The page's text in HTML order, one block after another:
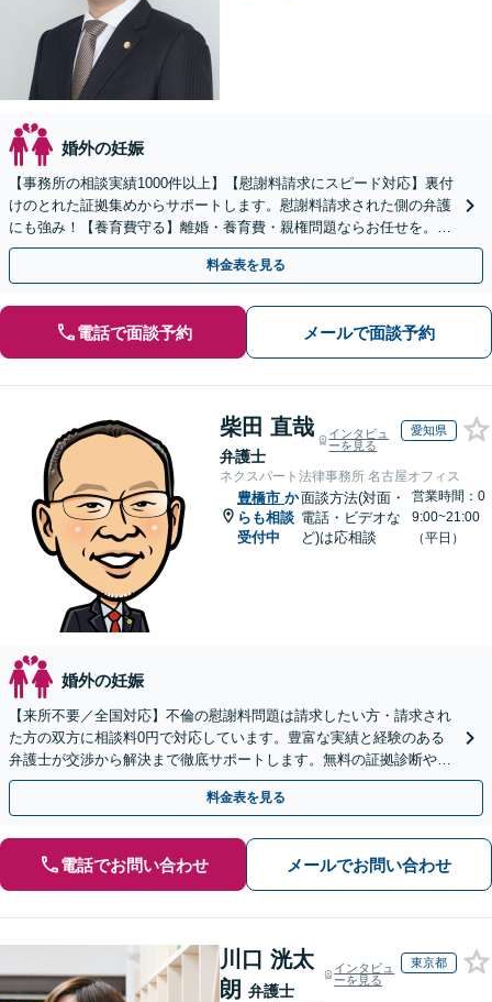
婚外の妊娠
【事務所の相談実績1000件以上】【慰謝料請求にスピード対応】裏付
けのとれた証拠集めからサポートします。慰謝料請求された側の弁護
にも強み！【養育費守る】離婚・養育費・親権問題ならお任せを。継
続的に費用を受け取る条件を整えます【土日祝も対応】
料金表を見る
電話で面談予約 メールで面談予約
柴田 直哉
弁護士
インタビュ
ーを見る
愛知県
ネクスパート法律事務所 名古屋オフィス
豊橋市 か
らも相談
受付中
面談方法(対面・
電話・ビデオな
ど)は応相談
営業時間：0
9:00~21:00
（平日）
婚外の妊娠
【来所不要／全国対応】不倫の慰謝料問題は請求したい方・請求され
た方の双方に相談料0円で対応しています。豊富な実績と経験のある
弁護士が交渉から解決まで徹底サポートします。無料の証拠診断や着
手金の返還保証もありますので安心してご相談ください。
料金表を見る
電話でお問い合わせ メールでお問い合わせ
川口 洸太
朗 弁護士
インタビュ
ーを見る
東京都